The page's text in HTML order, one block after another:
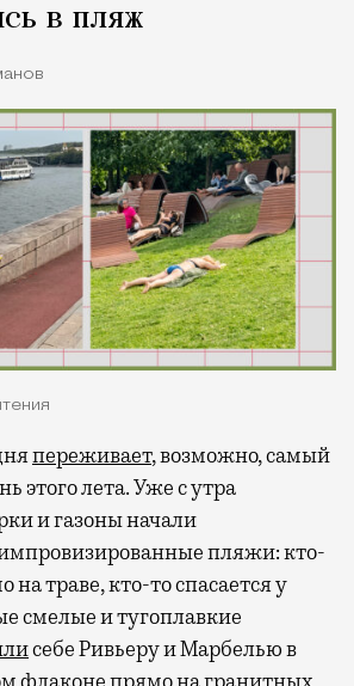
в пляж
переживает, возможно, самый
этого лета. Уже с утра
и газоны начали
пляжи: кто-
на траве, кто-то спасается у
смелые и тугоплавкие
себе Ривьеру и Марбелью в